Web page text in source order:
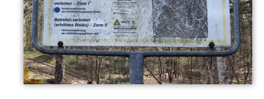
und queren den Weg. Natürlich waren sie viel zu
schnell für unser Foto… macht nix, der Wald ist auch
so schön: